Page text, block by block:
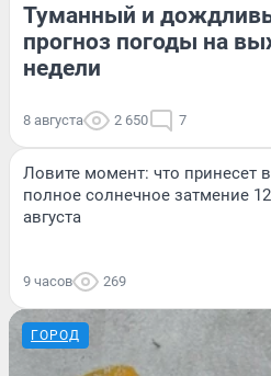
Туманный и
прогноз погоды на
недели
8 августа 2 650 7
Ловите момент: что принесет
полное солнечное затмение 12
августа
9 часов 269
ГОРОД